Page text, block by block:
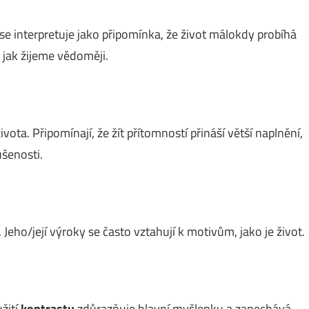
interpretuje jako připomínka, že život málokdy probíhá
žijeme vědoměji.
Připomínají, že žít přítomností přináší větší naplnění,
její výroky se často vztahují k motivům, jako je život.